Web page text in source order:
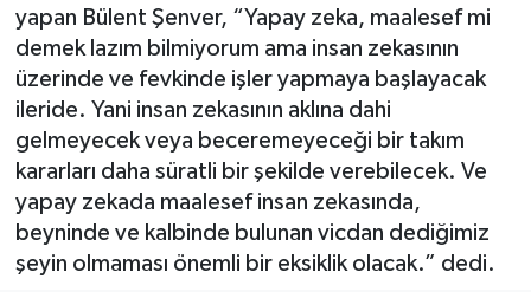
yapan Bülent Şenver, “Yapay zeka, maalesef mi
demek lazım bilmiyorum ama insan zekasının
üzerinde ve fevkinde işler yapmaya başlayacak
ileride. Yani insan zekasının aklına dahi
gelmeyecek veya beceremeyeceği bir takım
kararları daha süratli bir şekilde verebilecek. Ve
yapay zekada maalesef insan zekasında,
beyninde ve kalbinde bulunan vicdan dediğimiz
şeyin olmaması önemli bir eksiklik olacak.” dedi.
Son Dakika Haberleri
Haber Arşivi